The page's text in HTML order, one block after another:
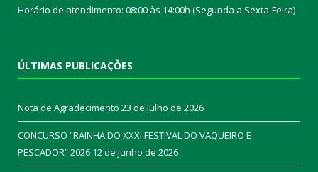
Horário de atendimento: 08:00 às 14:00h (Segunda a Sexta-Feira)
ÚLTIMAS PUBLICAÇÕES
Nota de Agradecimento 23 de julho de 2026
CONCURSO “RAINHA DO XXXI FESTIVAL DO VAQUEIRO E
PESCADOR” 2026 12 de junho de 2026